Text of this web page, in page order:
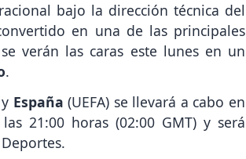
bajo la dirección técnica del
en una de las principales
verán las caras este lunes en un
.
España (UEFA) se llevará a cabo en
21:00 horas (02:00 GMT) y será